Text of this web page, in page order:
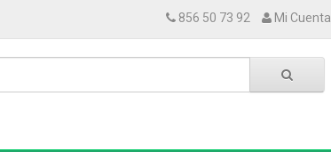
856 50 73 92 Mi Cuenta